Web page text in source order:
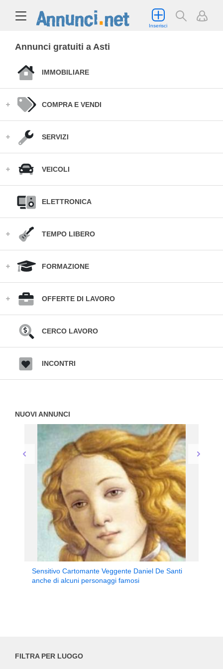
Inserisci
Annunci gratuiti a Asti
IMMOBILIARE
COMPRA E VENDI
SERVIZI
VEICOLI
ELETTRONICA
TEMPO LIBERO
FORMAZIONE
OFFERTE DI LAVORO
CERCO LAVORO
INCONTRI
NUOVI ANNUNCI
Sensitivo Cartomante Veggente Daniel De Santi
anche di alcuni personaggi famosi
FILTRA PER LUOGO